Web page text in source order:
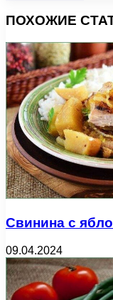
ПОХОЖИЕ
Свинина с
09.04.2024